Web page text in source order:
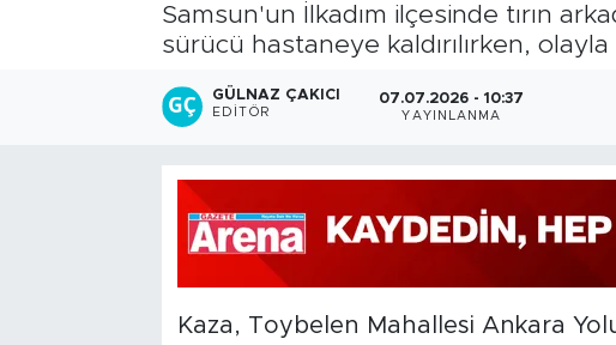
Samsun'un İlkadım ilçesinde tırın
sürücü hastaneye kaldırılırken, olayla
GÜLNAZ ÇAKICI
EDITÖR
07.07.2026 - 10:37
YAYINLANMA
Kaza, Toybelen Mahallesi Ankara
Süper Lig Puan Durumu ve Fikstür
Tüm Manşetler
Haber Arşivi